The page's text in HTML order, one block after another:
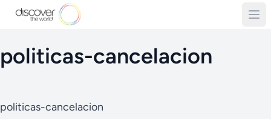
politicas-cancelacion
politicas-cancelacion